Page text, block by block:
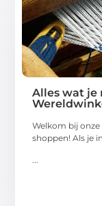
Alles wat je
Welkom bij
shoppen! Als je
...